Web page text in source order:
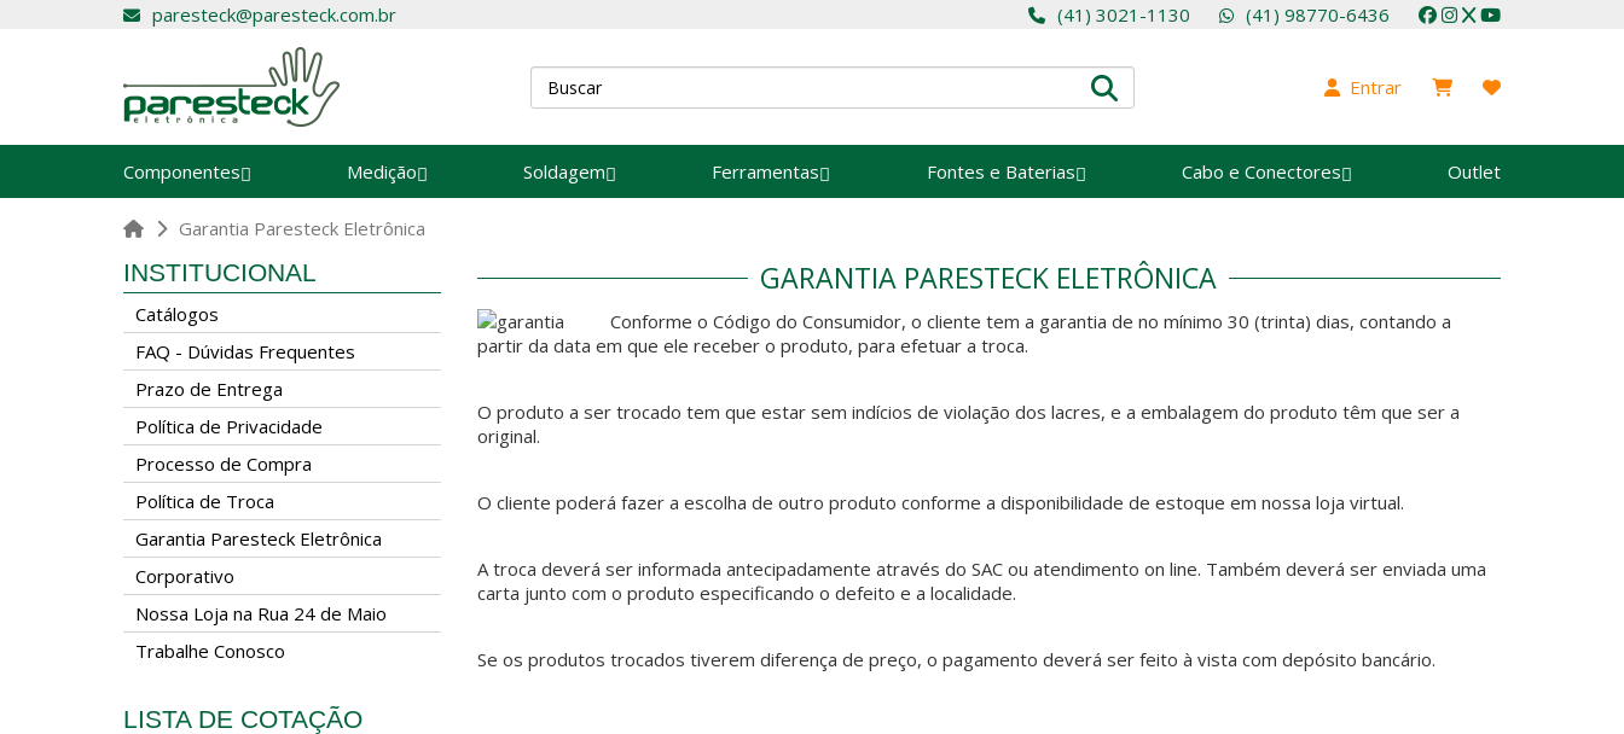
paresteck@paresteck.com.br (41) 3021-1130 (41) 98770-6436
Entrar
Componentes Medição Soldagem Ferramentas Fontes e Baterias Cabo e Conectores Outlet
Garantia Paresteck Eletrônica
INSTITUCIONAL
Catálogos
FAQ - Dúvidas Frequentes
Prazo de Entrega
Política de Privacidade
Processo de Compra
Política de Troca
Garantia Paresteck Eletrônica
Corporativo
Nossa Loja na Rua 24 de Maio
Trabalhe Conosco
LISTA DE COTAÇÃO
GARANTIA PARESTECK ELETRÔNICA
Conforme o Código do Consumidor, o cliente tem a garantia de no mínimo 30 (trinta) dias, contando a
partir da data em que ele receber o produto, para efetuar a troca.
O produto a ser trocado tem que estar sem indícios de violação dos lacres, e a embalagem do produto têm que ser a
original.
O cliente poderá fazer a escolha de outro produto conforme a disponibilidade de estoque em nossa loja virtual.
A troca deverá ser informada antecipadamente através do SAC ou atendimento on line. Também deverá ser enviada uma
carta junto com o produto especificando o defeito e a localidade.
Se os produtos trocados tiverem diferença de preço, o pagamento deverá ser feito à vista com depósito bancário.